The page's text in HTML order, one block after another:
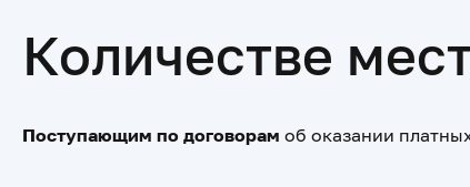
Количестве
Поступающим по договорам об оказании